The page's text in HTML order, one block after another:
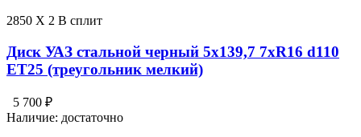
2850 X 2 В сплит
Диск УАЗ стальной черный 5x139,7 7xR16 d110
ET25 (треугольник мелкий)
5 700 ₽
Наличие: достаточно